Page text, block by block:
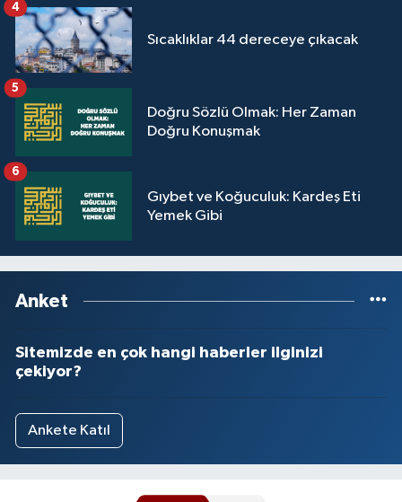
Sıcaklıklar 44 dereceye çıkacak
4
Doğru Sözlü Olmak: Her Zaman
Doğru Konuşmak
5
Gıybet ve Koğuculuk: Kardeş Eti
Yemek Gibi
6
Anket
Sitemizde en çok hangi haberler ilginizi
çekiyor?
Ankete Katıl